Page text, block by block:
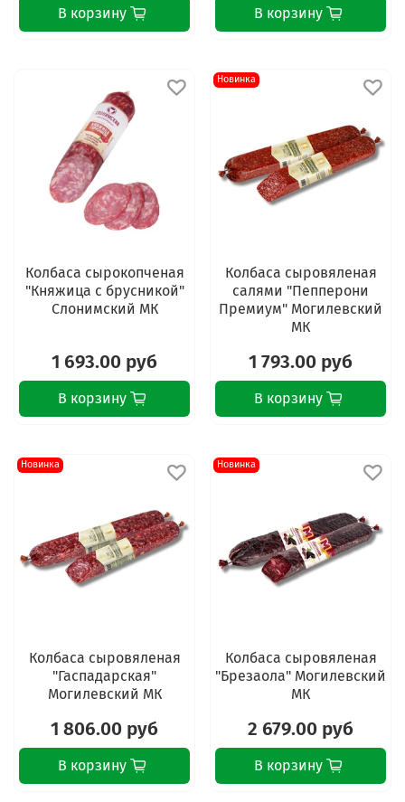
В корзину В корзину
Колбаса сырокопченая
"Княжица с брусникой"
Слонимский МК
1 693.00 руб
В корзину
Новинка
Колбаса сыровяленая
салями "Пепперони
Премиум" Могилевский
МК
1 793.00 руб
В корзину
Новинка
Колбаса сыровяленая
"Гаспадарская"
Могилевский МК
1 806.00 руб
В корзину
Новинка
Колбаса сыровяленая
"Брезаола" Могилевский
МК
2 679.00 руб
В корзину